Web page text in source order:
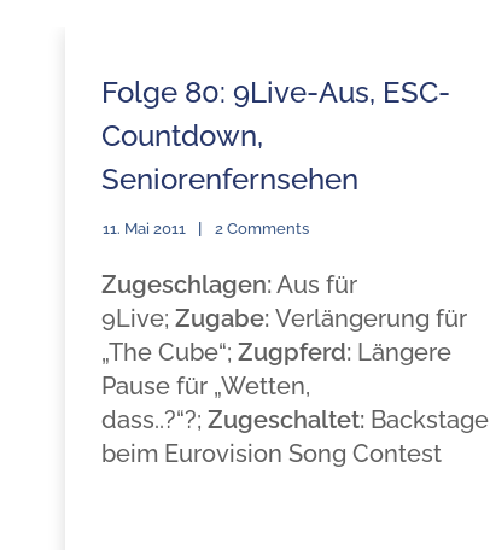
Folge 80: 9Live-Aus, ESC-
Countdown,
Seniorenfernsehen
11. Mai 2011 2 Comments
Zugeschlagen: Aus für
9Live; Zugabe: Verlängerung für
„The Cube“; Zugpferd: Längere
Pause für „Wetten,
dass..?“?; Zugeschaltet: Backstage
beim Eurovision Song Contest